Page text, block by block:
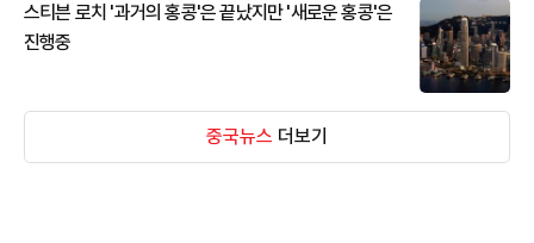
스티븐 로치 '과거의 홍콩'은 끝났지만 '새로운 홍콩'은
진행중
중국뉴스 더보기